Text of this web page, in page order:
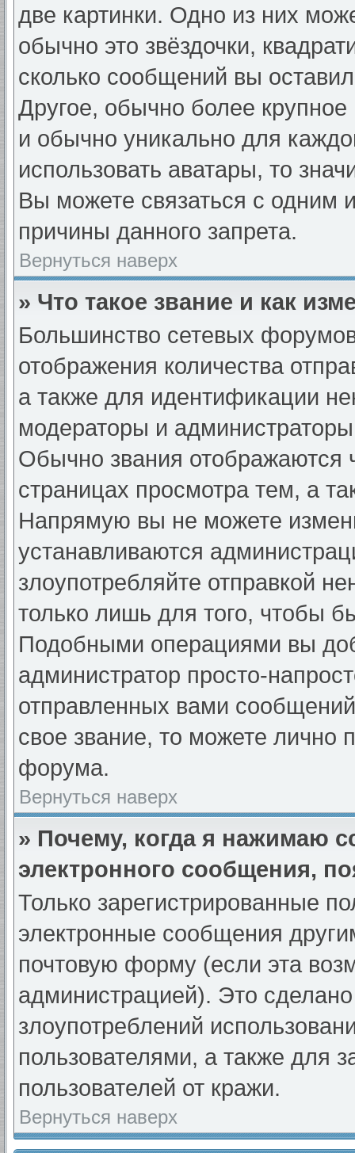
две картинки. Одно из них
обычно это звёздочки,
сколько сообщений вы
Другое, обычно более крупное
и обычно уникально для
использовать аватары, то
Вы можете связаться с одним
причины данного запрета.
Вернуться наверх
» Что такое звание и как
Большинство сетевых
отображения количества
а также для идентификации
модераторы и
Обычно звания отображаются
страницах просмотра тем, а
Напрямую вы не можете
устанавливаются
злоупотребляйте отправкой
только лишь для того, чтобы
Подобными операциями вы
администратор просто-
отправленных вами
свое звание, то можете лично
форума.
Вернуться наверх
» Почему, когда я нажимаю
электронного сообщения,
Только зарегистрированные
электронные сообщения
почтовую форму (если эта
администрацией). Это
злоупотреблений
пользователями, а также для
пользователей от кражи.
Вернуться наверх